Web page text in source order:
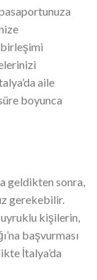
birleşimi
aile
boyunca
geldikten sonra,
gerekebilir.
uyruklu kişilerin,
başvurması
İtalya’da